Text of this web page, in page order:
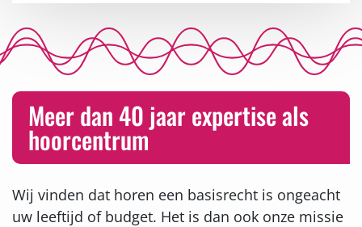
Meer dan 40 jaar expertise als
hoorcentrum
Wij vinden dat horen een basisrecht is ongeacht
uw leeftijd of budget. Het is dan ook onze missie